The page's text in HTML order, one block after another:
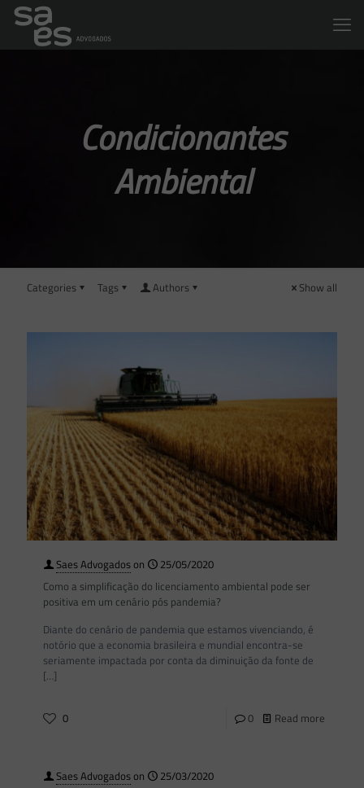
Condicionantes
Ambiental
Categories Tags Authors Show all
Saes Advogadoson
25/05/2020
Como a simplificação do licenciamento ambiental pode ser
positiva em um cenário pós pandemia?
Diante do cenário de pandemia que estamos vivenciando, é
notório que a economia brasileira e mundial encontra-se
seriamente impactada por conta da diminuição da fonte de
[…]
0 0 Read more
Saes Advogadoson
25/03/2020